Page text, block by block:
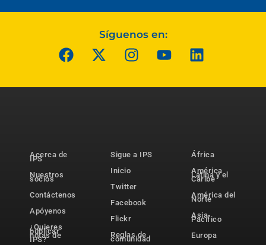
Síguenos en:
Acerca de
IPS
Nuestros
socios
Contáctenos
Apóyenos
¿Quieres
publicar
notas de
IPS?
Sigue a IPS
Inicio
Twitter
Facebook
Flickr
Reglas de
comunidad
África
América
Latina y el
Caribe
América del
Norte
Asia-
Pacífico
Europa